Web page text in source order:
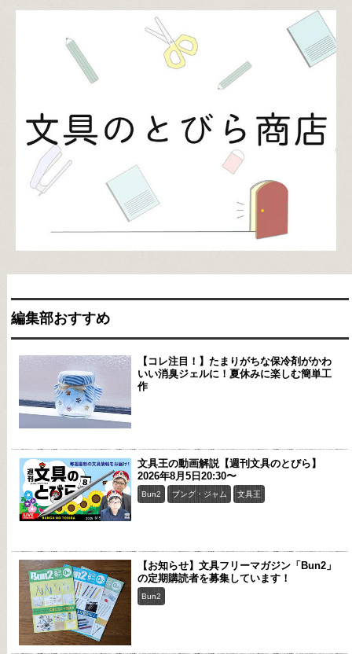
編集部おすすめ
【コレ注目！】たまりがちな保冷剤がかわ
いい消臭ジェルに！夏休みに楽しむ簡単工
作
文具王の動画解説【週刊文具のとびら】
2026年8月5日20:30〜
Bun2 ブング・ジャム 文具王
【お知らせ】文具フリーマガジン「Bun2」
の定期購読者を募集しています！
Bun2